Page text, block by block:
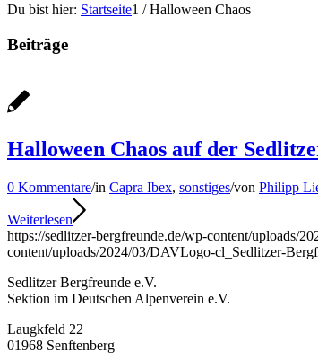
Du bist hier: Startseite1 / Halloween Chaos
Beiträge
Halloween Chaos auf der
0 Kommentare/in Capra Ibex, sonstiges/von Philipp
Weiterlesen
https://sedlitzer-bergfreunde.de/wp-content/uploads/
content/uploads/2024/03/DAVLogo-cl_Sedlitzer-
Sedlitzer Bergfreunde e.V.
Sektion im Deutschen Alpenverein e.V.
Laugkfeld 22
01968 Senftenberg